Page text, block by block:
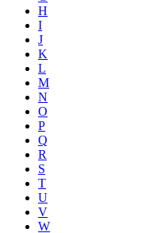
H
I
J
K
L
M
N
O
P
Q
R
S
T
U
V
W